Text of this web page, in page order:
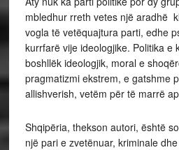
mbledhur rreth vetes një aradhë
vogla të vetëquajtura parti, edhe
kurrfarë vije ideologjike. Politika e
boshllëk ideologjik, moral e
pragmatizmi ekstrem, e gatshme
allishverish, vetëm për të marrë
Shqipëria, thekson autori, është
një pari e zvetënuar, kriminale